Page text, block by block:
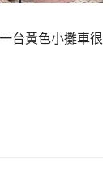
台黃色小攤車很